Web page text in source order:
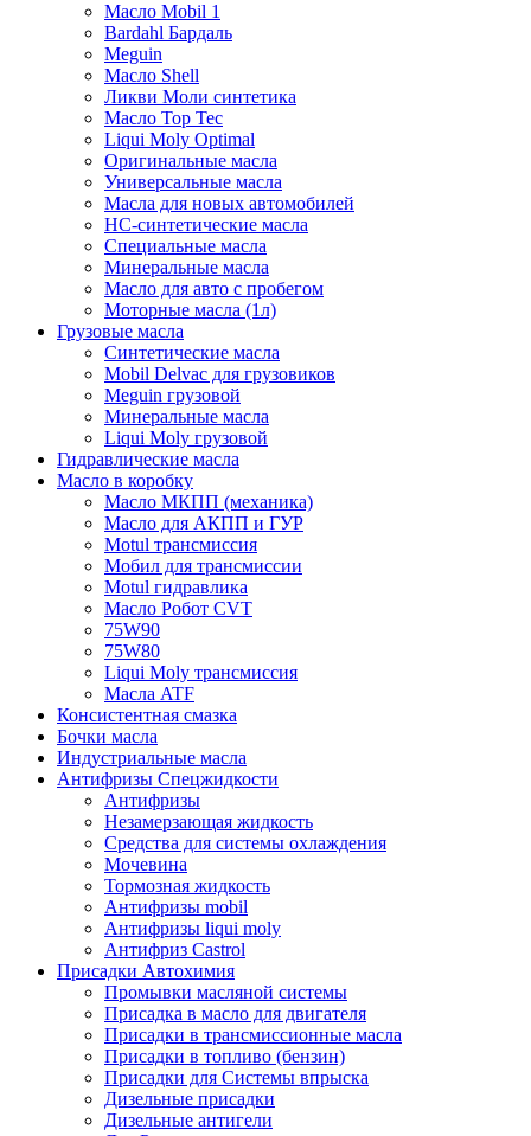
Масло Mobil 1
Bardahl Бардаль
Meguin
Масло Shell
Ликви Моли синтетика
Масло Top Tec
Liqui Moly Optimal
Оригинальные масла
Универсальные масла
Масла для новых автомобилей
HC-синтетические масла
Специальные масла
Минеральные масла
Масло для авто с пробегом
Моторные масла (1л)
Грузовые масла
Синтетические масла
Mobil Delvac для грузовиков
Meguin грузовой
Минеральные масла
Liqui Moly грузовой
Гидравлические масла
Масло в коробку
Масло МКПП (механика)
Масло для АКПП и ГУР
Motul трансмиссия
Мобил для трансмиссии
Motul гидравлика
Масло Робот CVT
75W90
75W80
Liqui Moly трансмиссия
Масла ATF
Консистентная смазка
Бочки масла
Индустриальные масла
Антифризы Спецжидкости
Антифризы
Незамерзающая жидкость
Средства для системы охлаждения
Мочевина
Тормозная жидкость
Антифризы mobil
Антифризы liqui moly
Антифриз Castrol
Присадки Автохимия
Промывки масляной системы
Присадка в масло для двигателя
Присадки в трансмиссионные масла
Присадки в топливо (бензин)
Присадки для Системы впрыска
Дизельные присадки
Дизельные антигели